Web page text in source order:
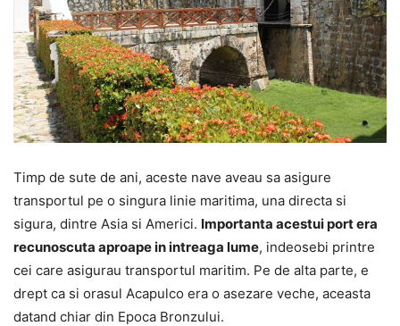
Timp de sute de ani, aceste nave aveau sa asigure
transportul pe o singura linie maritima, una directa si
sigura, dintre Asia si Americi. Importanta acestui port era
recunoscuta aproape in intreaga lume, indeosebi printre
cei care asigurau transportul maritim. Pe de alta parte, e
drept ca si orasul Acapulco era o asezare veche, aceasta
datand chiar din Epoca Bronzului.